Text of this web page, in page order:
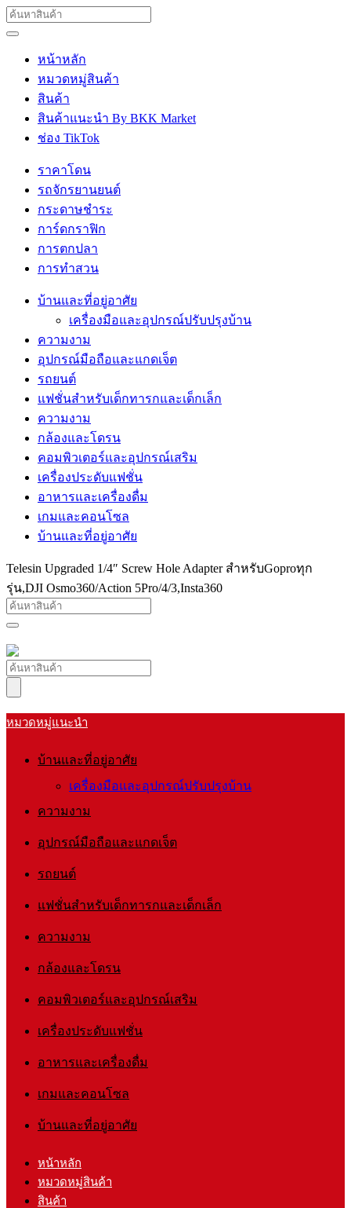
หน้าหลัก
หมวดหมู่สินค้า
สินค้า
สินค้าแนะนำ By BKK Market
ช่อง TikTok
ราคาโดน
รถจักรยานยนต์
กระดาษชำระ
การ์ดกราฟิก
การตกปลา
การทำสวน
บ้านและที่อยู่อาศัย
เครื่องมือและอุปกรณ์ปรับปรุงบ้าน
ความงาม
อุปกรณ์มือถือและแกดเจ็ต
รถยนต์
แฟชั่นสำหรับเด็กทารกและเด็กเล็ก
ความงาม
กล้องและโดรน
คอมพิวเตอร์และอุปกรณ์เสริม
เครื่องประดับแฟชั่น
อาหารและเครื่องดื่ม
เกมและคอนโซล
บ้านและที่อยู่อาศัย
Telesin Upgraded 1/4″ Screw Hole Adapter สำหรับGoproทุก
รุ่น,DJI Osmo360/Action 5Pro/4/3,Insta360
หมวดหมู่แนะนำ
บ้านและที่อยู่อาศัย
เครื่องมือและอุปกรณ์ปรับปรุงบ้าน
ความงาม
อุปกรณ์มือถือและแกดเจ็ต
รถยนต์
แฟชั่นสำหรับเด็กทารกและเด็กเล็ก
ความงาม
กล้องและโดรน
คอมพิวเตอร์และอุปกรณ์เสริม
เครื่องประดับแฟชั่น
อาหารและเครื่องดื่ม
เกมและคอนโซล
บ้านและที่อยู่อาศัย
หน้าหลัก
หมวดหมู่สินค้า
สินค้า